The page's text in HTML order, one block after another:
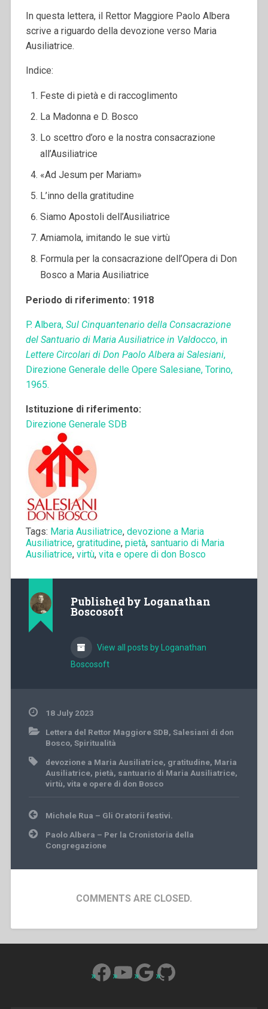
In questa lettera, il Rettor Maggiore Paolo Albera
scrive a riguardo della devozione verso Maria
Ausiliatrice.
Indice:
Feste di pietà e di raccoglimento
La Madonna e D. Bosco
Lo scettro d’oro e la nostra consacrazione
all’Ausiliatrice
«Ad Jesum per Mariam»
L’inno della gratitudine
Siamo Apostoli dell’Ausiliatrice
Amiamola, imitando le sue virtù
Formula per la consacrazione dell’Opera di Don
Bosco a Maria Ausiliatrice
Periodo di riferimento: 1918
P. Albera, Sul Cinquantenario della Consacrazione
del Santuario di Maria Ausiliatrice in Valdocco, in
Lettere Circolari di Don Paolo Albera ai Salesiani,
Direzione Generale delle Opere Salesiane, Torino,
1965.
Istituzione di riferimento:
Direzione Generale SDB
Tags: Maria Ausiliatrice, devozione a Maria
Ausiliatrice, gratitudine, pietà, santuario di Maria
Ausiliatrice, virtù, vita e opere di don Bosco
Published by Loganathan
Boscosoft
View all posts by Loganathan
Boscosoft
18 July 2023
Lettera del Rettor Maggiore SDB, Salesiani di don
Bosco, Spiritualità
devozione a Maria Ausiliatrice, gratitudine, Maria
Ausiliatrice, pietà, santuario di Maria Ausiliatrice,
virtù, vita e opere di don Bosco
PostMichele Rua – Gli Oratorii festivi.
Paolo Albera – Per la Cronistoria della
Congregazione
COMMENTS ARE CLOSED.
Facebook
YouTube
Google
GitHub